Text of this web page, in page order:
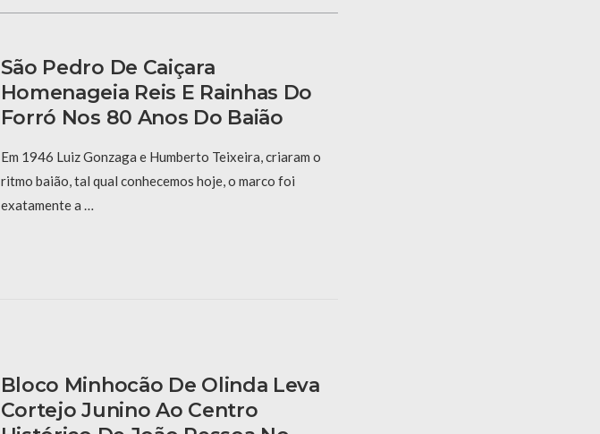
São Pedro De Caiçara
Homenageia Reis E Rainhas Do
Forró Nos 80 Anos Do Baião
Em 1946 Luiz Gonzaga e Humberto Teixeira, criaram o
ritmo baião, tal qual conhecemos hoje, o marco foi
exatamente a …
Bloco Minhocão De Olinda Leva
Cortejo Junino Ao Centro